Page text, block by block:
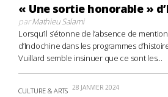
« Une sortie honorable »
parMathieu Salami
Lorsqu’il s’étonne de l’absence de
d’Indochine dans les programmes
Vuillard semble insinuer que ce sont les...
CULTURE & ARTS 28 JANVIER 2024